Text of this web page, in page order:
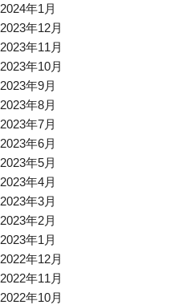
2024年1月
2023年12月
2023年11月
2023年10月
2023年9月
2023年8月
2023年7月
2023年6月
2023年5月
2023年4月
2023年3月
2023年2月
2023年1月
2022年12月
2022年11月
2022年10月